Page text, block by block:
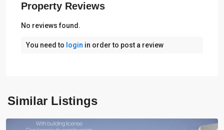
Property Reviews
No reviews found.
You need to login in order to post a review
Similar Listings
Alcalali